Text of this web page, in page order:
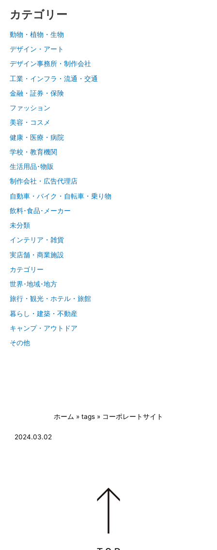
カテゴリー
動物・植物・生物
デザイン・アート
デザイン事務所・制作会社
工業・インフラ・流通・交通
金融・証券・保険
ファッション
美容・コスメ
健康・医療・病院
学校・教育機関
生活用品･物販
制作会社・広告代理店
自動車・バイク・自転車・乗り物
飲料･食品･メーカー
未分類
インテリア・雑貨
実店舗・商業施設
カテゴリー
世界･地域･地方
旅行・観光・ホテル・旅館
暮らし・建築・不動産
キャンプ・アウトドア
その他
ホーム » tags » コーポレートサイト
2024.03.02